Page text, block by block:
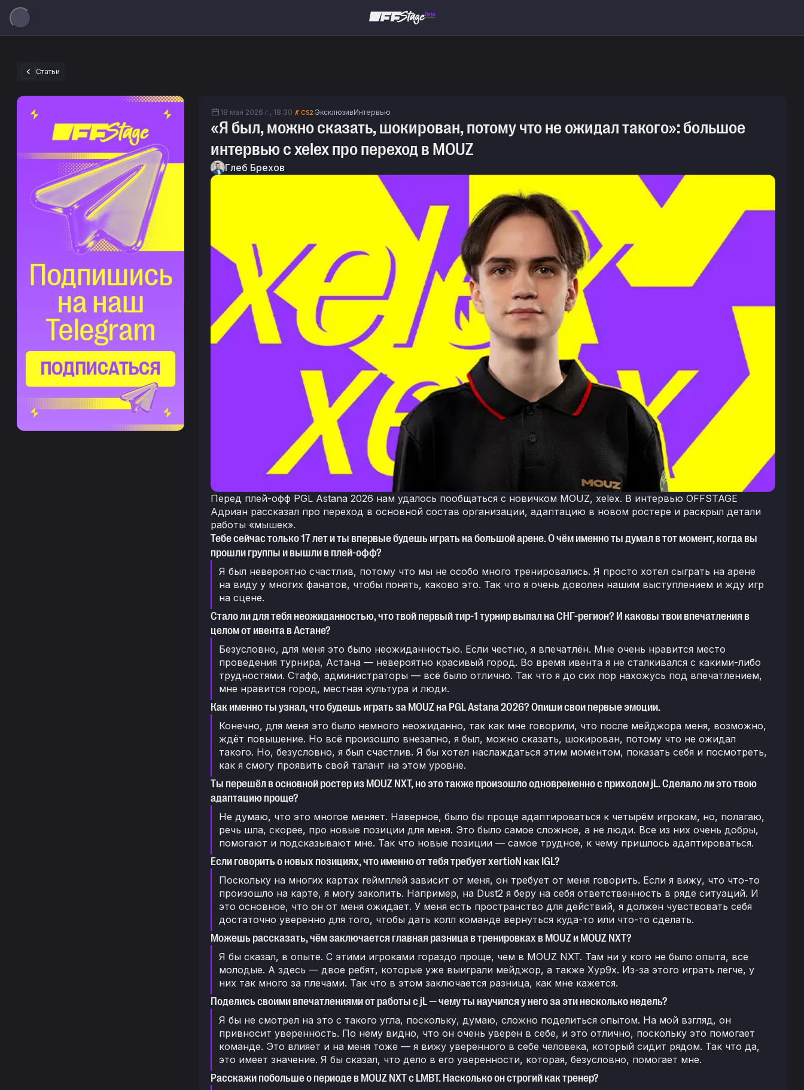
Beta
Статьи
18 мая 2026 г., 18:30 CS2 ЭксклюзивИнтервью
«Я был, можно сказать, шокирован, потому что не ожидал такого»: большое
интервью с xelex про переход в MOUZ
Глеб Брехов
Перед плей-офф PGL Astana 2026 нам удалось пообщаться с новичком MOUZ, xelex. В интервью OFFSTAGE
Адриан рассказал про переход в основной состав организации, адаптацию в новом ростере и раскрыл детали
работы «мышек».
Тебе сейчас только 17 лет и ты впервые будешь играть на большой арене. О чём именно ты думал в тот момент, когда вы
прошли группы и вышли в плей-офф?
Я был невероятно счастлив, потому что мы не особо много тренировались. Я просто хотел сыграть на арене
на виду у многих фанатов, чтобы понять, каково это. Так что я очень доволен нашим выступлением и жду игр
на сцене.
Стало ли для тебя неожиданностью, что твой первый тир-1 турнир выпал на СНГ-регион? И каковы твои впечатления в
целом от ивента в Астане?
Безусловно, для меня это было неожиданностью. Если честно, я впечатлён. Мне очень нравится место
проведения турнира, Астана — невероятно красивый город. Во время ивента я не сталкивался с какими-либо
трудностями. Стафф, администраторы — всё было отлично. Так что я до сих пор нахожусь под впечатлением,
мне нравится город, местная культура и люди.
Как именно ты узнал, что будешь играть за MOUZ на PGL Astana 2026? Опиши свои первые эмоции.
Конечно, для меня это было немного неожиданно, так как мне говорили, что после мейджора меня, возможно,
ждёт повышение. Но всё произошло внезапно, я был, можно сказать, шокирован, потому что не ожидал
такого. Но, безусловно, я был счастлив. Я бы хотел наслаждаться этим моментом, показать себя и посмотреть,
как я смогу проявить свой талант на этом уровне.
Ты перешёл в основной ростер из MOUZ NXT, но это также произошло одновременно с приходом jL. Сделало ли это твою
адаптацию проще?
Не думаю, что это многое меняет. Наверное, было бы проще адаптироваться к четырём игрокам, но, полагаю,
речь шла, скорее, про новые позиции для меня. Это было самое сложное, а не люди. Все из них очень добры,
помогают и подсказывают мне. Так что новые позиции — самое трудное, к чему пришлось адаптироваться.
Если говорить о новых позициях, что именно от тебя требует xertioN как IGL?
Поскольку на многих картах геймплей зависит от меня, он требует от меня говорить. Если я вижу, что что-то
произошло на карте, я могу заколить. Например, на Dust2 я беру на себя ответственность в ряде ситуаций. И
это основное, что он от меня ожидает. У меня есть пространство для действий, я должен чувствовать себя
достаточно уверенно для того, чтобы дать колл команде вернуться куда-то или что-то сделать.
Можешь рассказать, чём заключается главная разница в тренировках в MOUZ и MOUZ NXT?
Я бы сказал, в опыте. С этими игроками гораздо проще, чем в MOUZ NXT. Там ни у кого не было опыта, все
молодые. А здесь — двое ребят, которые уже выиграли мейджор, а также Xyp9x. Из-за этого играть легче, у
них так много за плечами. Так что в этом заключается разница, как мне кажется.
Поделись своими впечатлениями от работы с jL — чему ты научился у него за эти несколько недель?
Я бы не смотрел на это с такого угла, поскольку, думаю, сложно поделиться опытом. На мой взгляд, он
привносит уверенность. По нему видно, что он очень уверен в себе, и это отлично, поскольку это помогает
команде. Это влияет и на меня тоже — я вижу уверенного в себе человека, который сидит рядом. Так что да,
это имеет значение. Я бы сказал, что дело в его уверенности, которая, безусловно, помогает мне.
Расскажи побольше о периоде в MOUZ NXT с LMBT. Насколько он строгий как тренер?